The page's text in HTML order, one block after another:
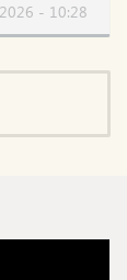
- 10:28